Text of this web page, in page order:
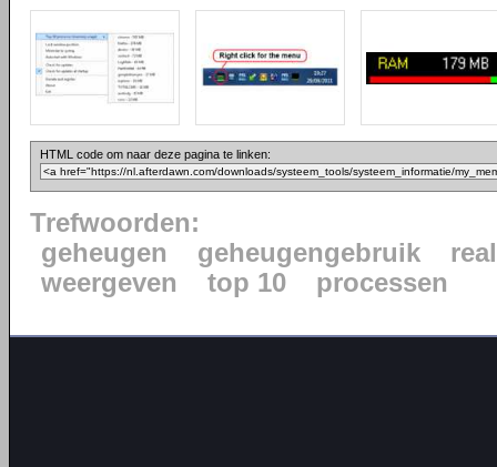
HTML code om naar deze pagina te linken:
Trefwoorden:
geheugen
geheugengebruik
weergeven
top 10 processen